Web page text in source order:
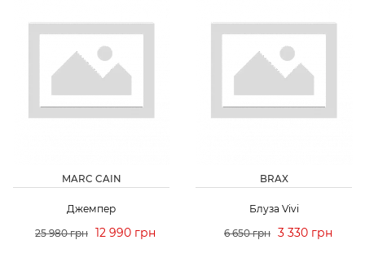
MARC CAIN
Джемпер
25 980 грн 12 990 грн
BRAX
Блуза Vivi
6 650 грн 3 330 грн